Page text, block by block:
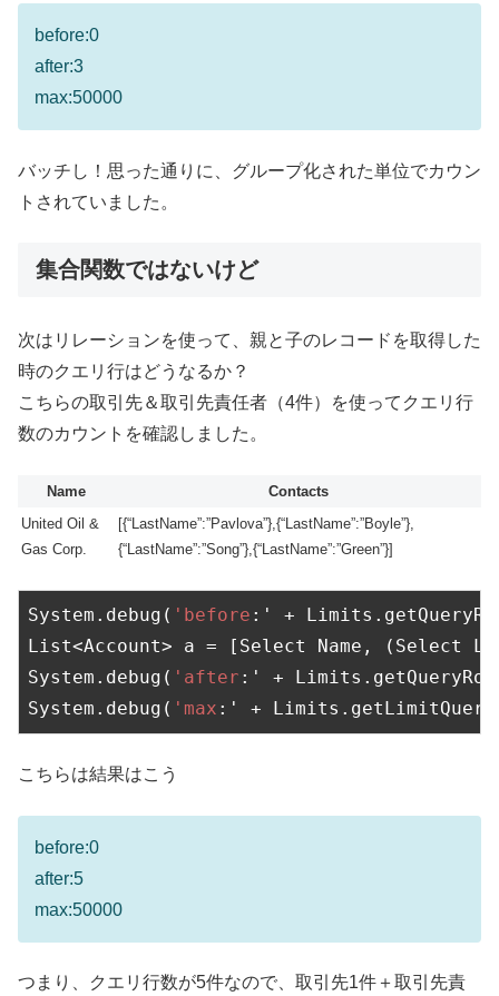
before:0
after:3
max:50000
バッチし！思った通りに、グループ化された単位でカウン
トされていました。
集合関数ではないけど
次はリレーションを使って、親と子のレコードを取得した
時のクエリ行はどうなるか？
こちらの取引先＆取引先責任者（4件）を使ってクエリ行
数のカウントを確認しました。
Name
Contacts
United Oil &
Gas Corp.
[{“LastName”:”Pavlova”},{“LastName”:”Boyle”},
{“LastName”:”Song”},{“LastName”:”Green”}]
System.debug( 'before :' +
List<Account> a = [Select Name, (Select
System.debug( 'after :' +
System.debug( 'max :' +
こちらは結果はこう
before:0
after:5
max:50000
つまり、クエリ行数が5件なので、取引先1件＋取引先責